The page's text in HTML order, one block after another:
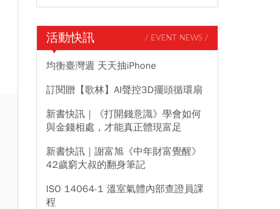
活動快訊 / EVENT NEWS /
均衡臺灣週 天天抽iPhone
訂閱贈【歌林】AI聲控3D擺頭循環扇
新書快訊｜《打開錢意識》學會如何
與金錢相處，才能真正體現富足
新書快訊｜謝富旭《中年財富覺醒》
42歲窮大叔的翻身筆記
ISO 14064-1 溫室氣體內部查證員課
程